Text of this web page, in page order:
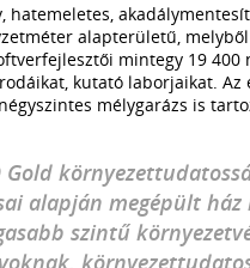
hatemeletes,
alapterületű,
mintegy 19 400
kutató laborjaikat. Az
mélygarázs is
Gold
alapján megépült ház
szintű